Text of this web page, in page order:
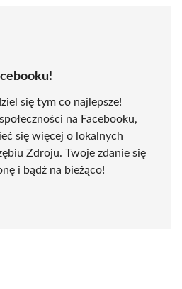
się tym co najlepsze!
na Facebooku,
się więcej o lokalnych
Zdroju. Twoje zdanie się
i bądź na bieżąco!